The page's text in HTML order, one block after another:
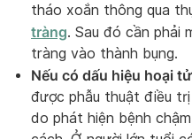
tháo xoắn thông qua
tràng. Sau đó cần phải
tràng vào thành bụng.
Nếu có dấu hiệu hoại
được phẫu thuật điều
do phát hiện bệnh